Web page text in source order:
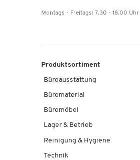
Montags - Freitags: 7.30 - 18.00 Uhr
Produktsortiment
Büroausstattung
Büromaterial
Büromöbel
Lager & Betrieb
Reinigung & Hygiene
Technik